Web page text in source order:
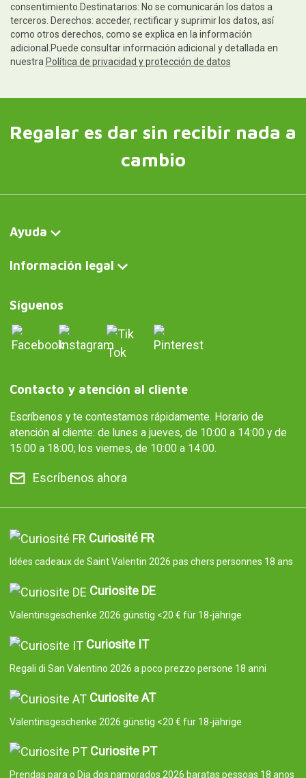
consentimiento.Destinatarios: No se comunicarán los datos a
terceros. Derechos: acceder, rectificar y suprimir los datos, así
como otros derechos, como se explica en la información
adicional.Puede consultar información adicional y detallada en
nuestra Política de privacidad y protección de datos
Regalar es dar sin recibir nada a
cambio
Ayuda
Información legal
Síguenos
Contacto y atención al cliente
Escríbenos y te contestamos rápidamente. Horario de
atención al cliente: de lunes a jueves, de 10:00 a 14:00 y de
15:00 a 18:00; los viernes, de 10:00 a 14:00.
Escríbenos ahora
Curiosité FR
Idées cadeaux de Saint Valentin 2026 pas chers personnes 18 ans
Curiosite DE
Valentinsgeschenke 2026 günstig <20 € für 18-jährige
Curiosite IT
Regali di San Valentino 2026 a poco prezzo persone 18 anni
Curiosite AT
Valentinsgeschenke 2026 günstig <20 € für 18-jährige
Curiosite PT
Prendas para o Dia dos namorados 2026 baratas pessoas 18 anos